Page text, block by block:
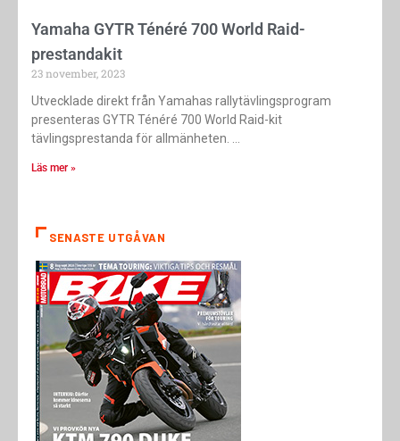
Yamaha GYTR Ténéré 700 World Raid-
prestandakit
23 november, 2023
Utvecklade direkt från Yamahas rallytävlingsprogram
presenteras GYTR Ténéré 700 World Raid-kit
tävlingsprestanda för allmänheten.
Läs mer »
SENASTE UTGÅVAN